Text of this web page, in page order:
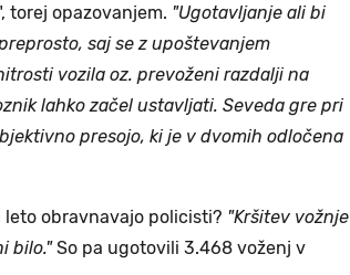
torej opazovanjem. "Ugotavljanje ali bi
saj se z upoštevanjem
vozila oz. prevoženi razdalji na
lahko začel ustavljati. Seveda gre pri
presojo, ki je v dvomih odločena
leto obravnavajo policisti? "Kršitev vožnje
bilo."So pa ugotovili 3.468 voženj v